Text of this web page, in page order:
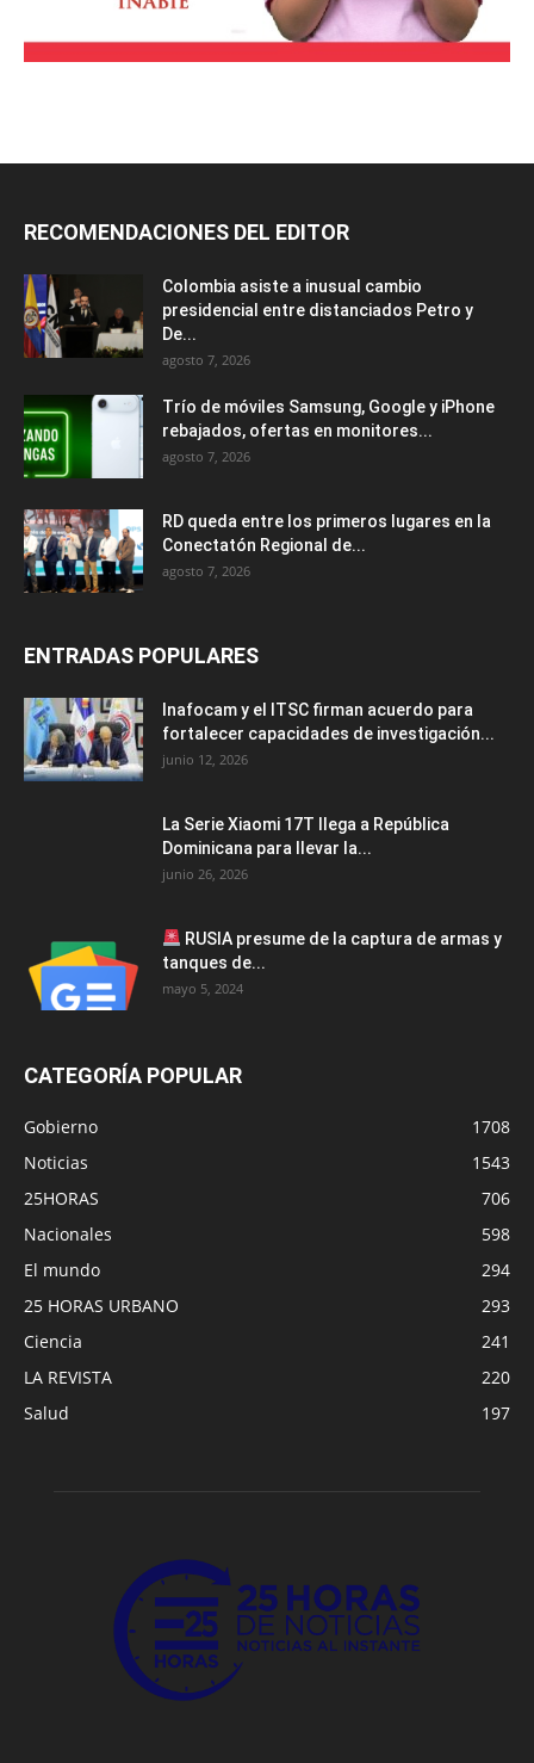
RECOMENDACIONES DEL EDITOR
Colombia asiste a inusual cambio
presidencial entre distanciados Petro y
De...
agosto 7, 2026
Trío de móviles Samsung, Google y iPhone
rebajados, ofertas en monitores...
agosto 7, 2026
RD queda entre los primeros lugares en la
Conectatón Regional de...
agosto 7, 2026
ENTRADAS POPULARES
Inafocam y el ITSC firman acuerdo para
fortalecer capacidades de investigación...
junio 12, 2026
La Serie Xiaomi 17T llega a República
Dominicana para llevar la...
junio 26, 2026
RUSIA presume de la captura de armas y
tanques de...
mayo 5, 2024
CATEGORÍA POPULAR
Gobierno
1708
Noticias
1543
25HORAS
706
Nacionales
598
El mundo
294
25 HORAS URBANO
293
Ciencia
241
LA REVISTA
220
Salud
197